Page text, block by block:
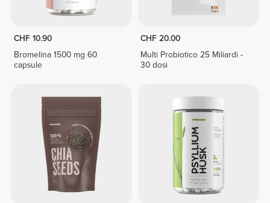
CHF 10.90
Bromelina 1500 mg 60
capsule
CHF 20.00
Multi Probiotico 25 Miliardi -
30 dosi